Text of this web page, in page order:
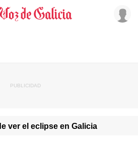
ver el eclipse en Galicia